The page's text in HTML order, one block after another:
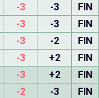
-3 -3
FIN
-3 -3
FIN
-3 -2
FIN
-3 +2 FIN
-3 +2
FIN
-2 -3
FIN